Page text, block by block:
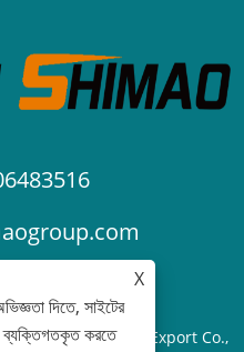
Shimao Import and Export Co.,
X
দিতে, সাইটের
ব্যক্তিগতকৃত করতে